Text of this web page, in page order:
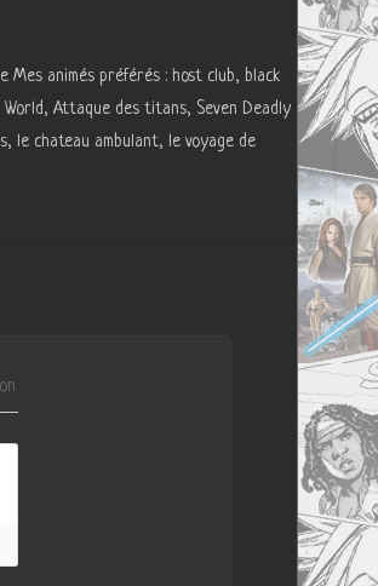
Mes animés préférés : host club, black
Attaque des titans, Seven Deadly
le chateau ambulant, le voyage de